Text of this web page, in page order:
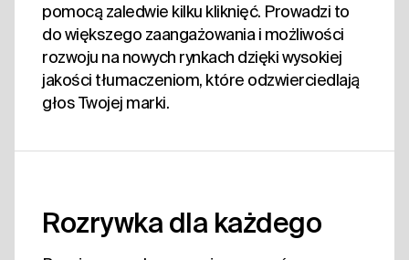
pomocą zaledwie kilku kliknięć. Prowadzi to
do większego zaangażowania i możliwości
rozwoju na nowych rynkach dzięki wysokiej
jakości tłumaczeniom, które odzwierciedlają
głos Twojej marki.
Rozrywka dla każdego